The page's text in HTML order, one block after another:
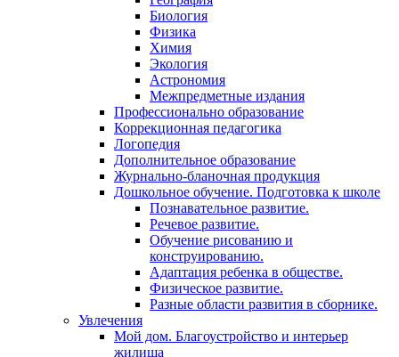
Биология
Физика
Химия
Экология
Астрономия
Межпредметные издания
Профессионально образование
Коррекционная педагогика
Логопедия
Дополнительное образование
Журнально-бланочная продукция
Дошкольное обучение. Подготовка к школе
Познавательное развитие.
Речевое развитие.
Обучение рисованию и
конструированию.
Адаптация ребенка в обществе.
Физическое развитие.
Разные области развития в сборнике.
Увлечения
Мой дом. Благоустройство и интерьер
жилища